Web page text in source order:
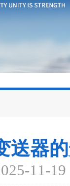
送器
11-19